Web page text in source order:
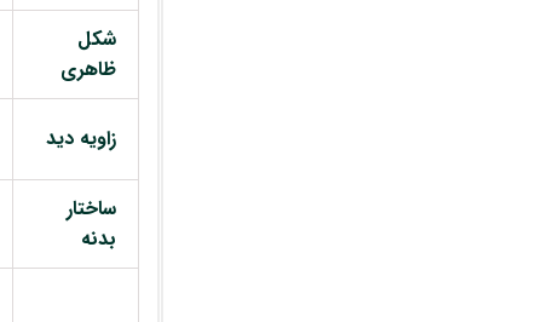
شکل
ظاهری
زاویه دید
ساختار
بدنه